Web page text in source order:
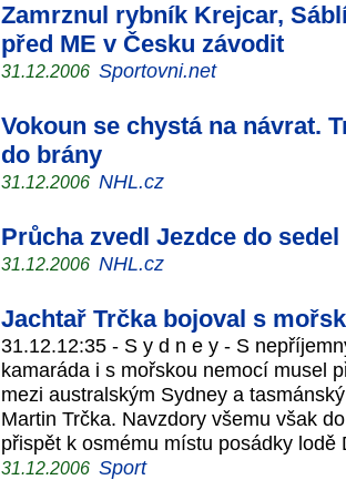
Zamrznul rybník Krejcar,
před ME v Česku závodit
31.12.2006 Sportovni.net
Vokoun se chystá na návrat.
do brány
31.12.2006 NHL.cz
Průcha zvedl Jezdce do sedel
31.12.2006 NHL.cz
Jachtař Trčka bojoval s
31.12.12:35 - S y d n e y - S
kamaráda i s mořskou nemocí musel
mezi australským Sydney a
Martin Trčka. Navzdory všemu však
přispět k osmému místu posádky lodě
31.12.2006 Sport